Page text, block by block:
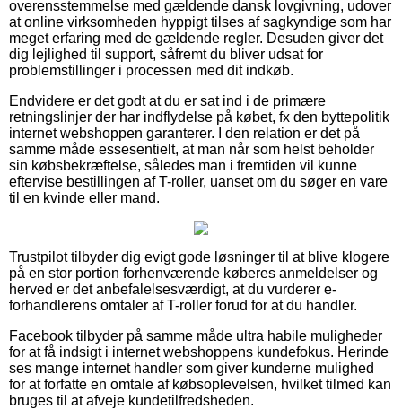
overensstemmelse med gældende dansk lovgivning, udover
at online virksomheden hyppigt tilses af sagkyndige som har
meget erfaring med de gældende regler. Desuden giver det
dig lejlighed til support, såfremt du bliver udsat for
problemstillinger i processen med dit indkøb.
Endvidere er det godt at du er sat ind i de primære
retningslinjer der har indflydelse på købet, fx den byttepolitik
internet webshoppen garanterer. I den relation er det på
samme måde essesentielt, at man når som helst beholder
sin købsbekræftelse, således man i fremtiden vil kunne
eftervise bestillingen af T-roller, uanset om du søger en vare
til en kvinde eller mand.
Trustpilot tilbyder dig evigt gode løsninger til at blive klogere
på en stor portion forhenværende køberes anmeldelser og
herved er det anbefalelsesværdigt, at du vurderer e-
forhandlerens omtaler af T-roller forud for at du handler.
Facebook tilbyder på samme måde ultra habile muligheder
for at få indsigt i internet webshoppens kundefokus. Herinde
ses mange internet handler som giver kunderne mulighed
for at forfatte en omtale af købsoplevelsen, hvilket tilmed kan
bruges til at afveje kundetilfredsheden.